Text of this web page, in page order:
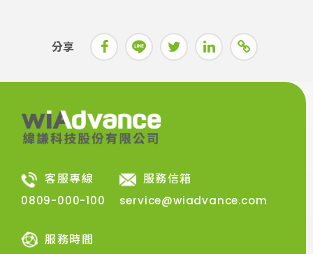
分享
客服專線
0809-000-100
服務信箱
service@wiadvance.com
服務時間